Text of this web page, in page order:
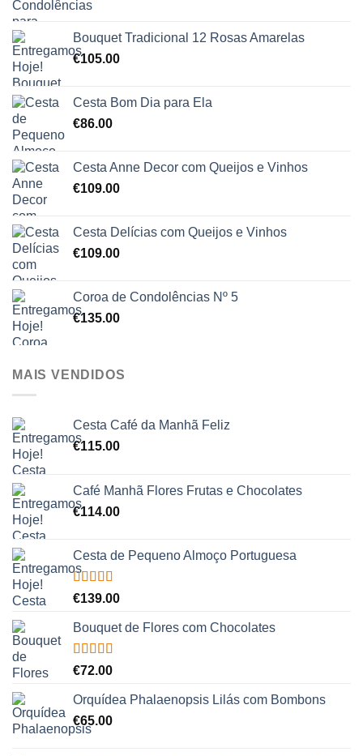
Bouquet Tradicional 12 Rosas Amarelas
€105.00
Cesta Bom Dia para Ela
€86.00
Cesta Anne Decor com Queijos e Vinhos
€109.00
Cesta Delícias com Queijos e Vinhos
€109.00
Coroa de Condolências Nº 5
€135.00
MAIS VENDIDOS
Cesta Café da Manhã Feliz
€115.00
Café Manhã Flores Frutas e Chocolates
€114.00
Cesta de Pequeno Almoço Portuguesa
Avaliação
€139.00
Bouquet de Flores com Chocolates
Avaliação
€72.00
Orquídea Phalaenopsis Lilás com Bombons
€65.00